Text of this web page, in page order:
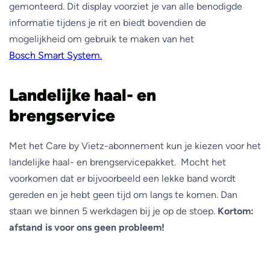
gemonteerd. Dit display voorziet je van alle benodigde
informatie tijdens je rit en biedt bovendien de
mogelijkheid om gebruik te maken van het
Bosch Smart System.
Landelijke haal- en
brengservice
Met het Care by Vietz-abonnement kun je kiezen voor het
landelijke haal- en brengservicepakket. Mocht het
voorkomen dat er bijvoorbeeld een lekke band wordt
gereden en je hebt geen tijd om langs te komen. Dan
staan we binnen 5 werkdagen bij je op de stoep. Kortom:
afstand is voor ons geen probleem!